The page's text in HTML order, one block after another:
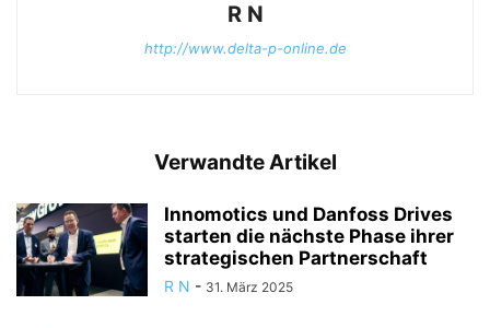
R N
http://www.delta-p-online.de
Verwandte Artikel
Innomotics und Danfoss Drives
starten die nächste Phase ihrer
strategischen Partnerschaft
R N - 31. März 2025